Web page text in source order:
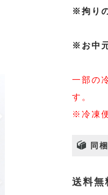
※拘り
※お中
一部の
す。
※冷凍
同
送料無